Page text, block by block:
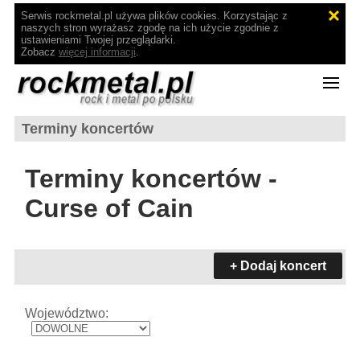
Serwis rockmetal.pl używa plików cookies. Korzystając z
naszych stron wyrażasz zgodę na ich użycie zgodnie z
ustawieniami Twojej przeglądarki.
Zobacz więcej informacji.
Terminy koncertów
Terminy koncertów -
Curse of Cain
+ Dodaj koncert
Województwo: